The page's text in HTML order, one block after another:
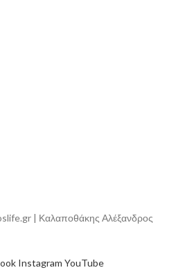
| Καλαποθάκης Αλέξανδρος
Instagram YouTube